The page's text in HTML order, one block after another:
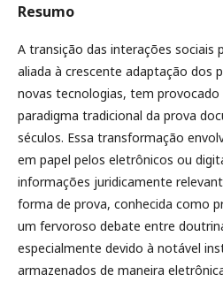
Resumo
A transição das interações sociais
aliada à crescente adaptação dos
novas tecnologias, tem provocado
paradigma tradicional da prova
séculos. Essa transformação
em papel pelos eletrônicos ou
informações juridicamente
forma de prova, conhecida como
um fervoroso debate entre
especialmente devido à notável
armazenados de maneira